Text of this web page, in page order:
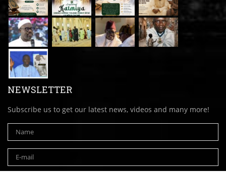
NEWSLETTER
Subscribe us to get our latest news, videos and many more!